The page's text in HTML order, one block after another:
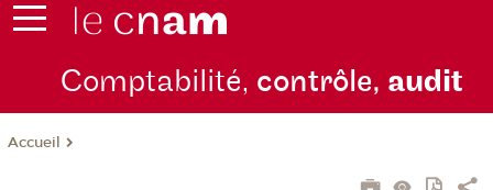
Comptabilité, contrôle, audit
Accueil